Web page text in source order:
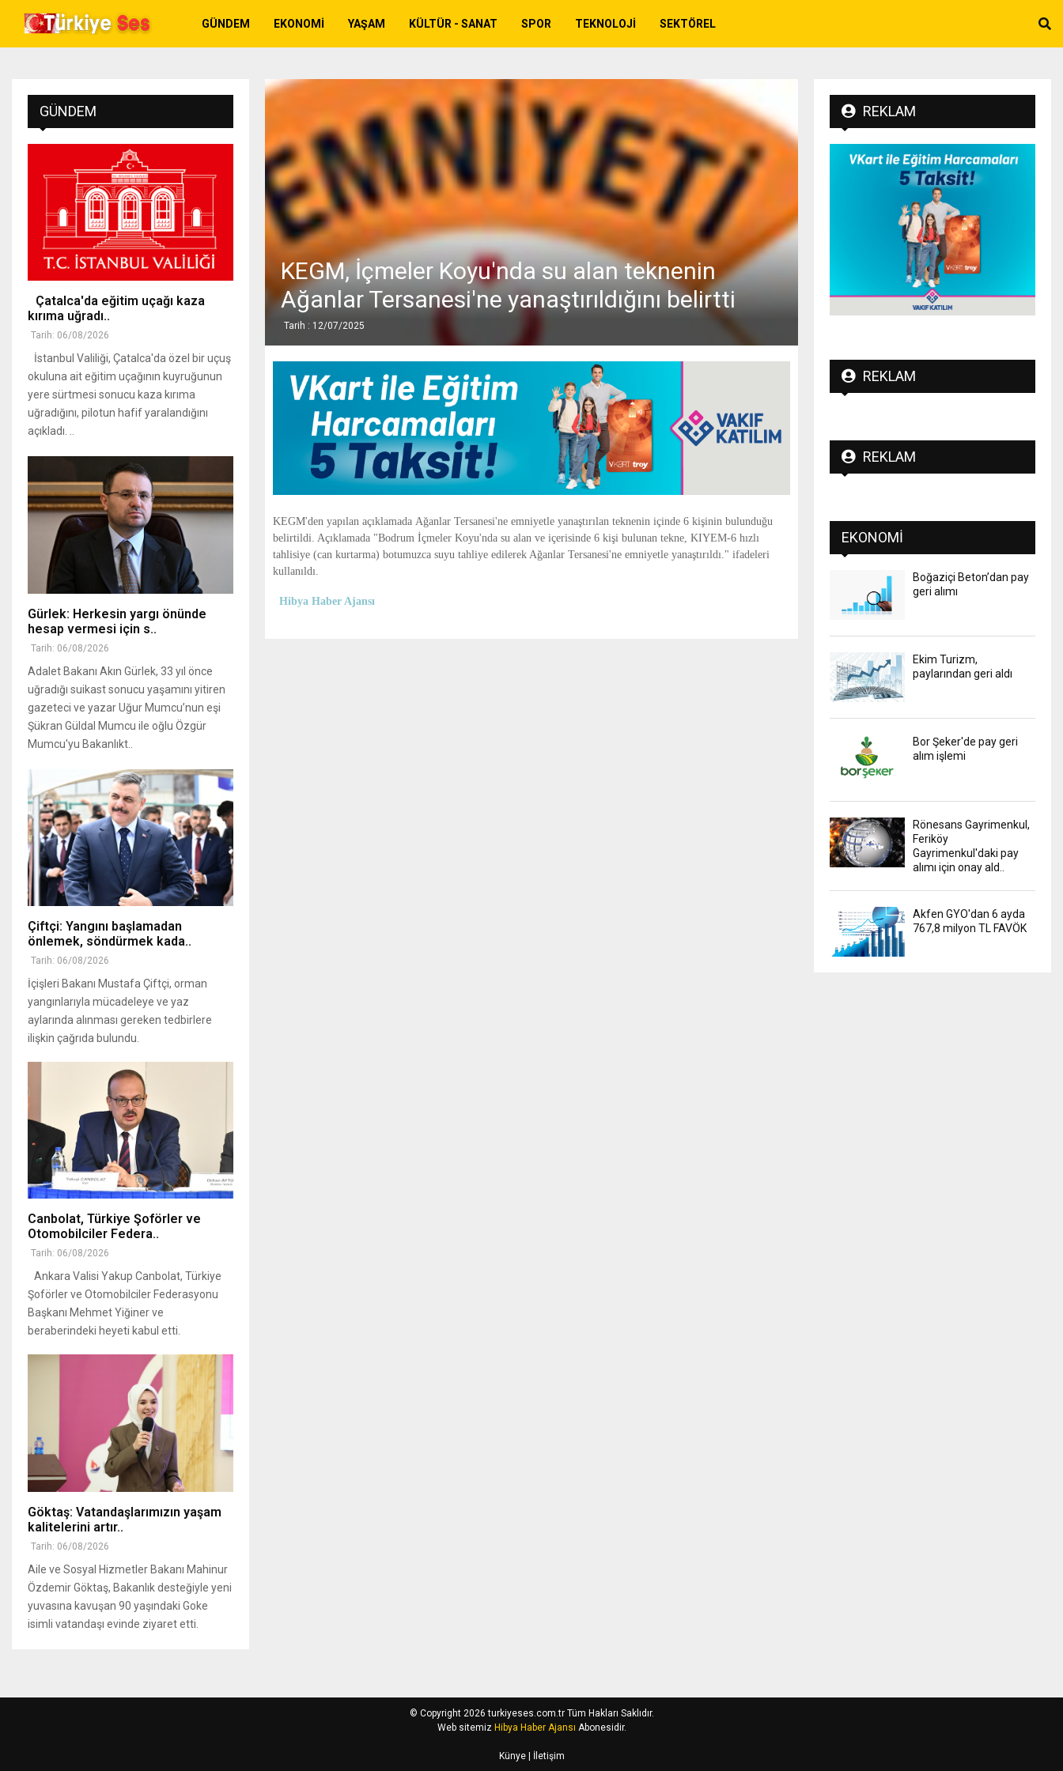
GÜNDEM EKONOMI YAŞAM KÜLTÜR - SANAT SPOR TEKNOLOJI SEKTÖREL
KEGM, İçmeler Koyu'nda su alan teknenin
Ağanlar Tersanesi'ne yanaştırıldığını belirtti
Tarih : 12/07/2025
KEGM'den yapılan açıklamada Ağanlar Tersanesi'ne emniyetle yanaştırılan teknenin içinde 6 kişinin bulunduğu
belirtildi. Açıklamada "Bodrum İçmeler Koyu'nda su alan ve içerisinde 6 kişi bulunan tekne, KIYEM-6 hızlı
tahlisiye (can kurtarma) botumuzca suyu tahliye edilerek Ağanlar Tersanesi'ne emniyetle yanaştırıldı." ifadeleri
kullanıldı.
Hibya Haber Ajansı
GÜNDEM
Çatalca'da eğitim uçağı kaza
kırıma uğradı..
Tarih: 06/08/2026
İstanbul Valiliği, Çatalca'da özel bir uçuş
okuluna ait eğitim uçağının kuyruğunun
yere sürtmesi sonucu kaza kırıma
uğradığını, pilotun hafif yaralandığını
açıkladı. ..
Gürlek: Herkesin yargı önünde
hesap vermesi için s..
Tarih: 06/08/2026
Adalet Bakanı Akın Gürlek, 33 yıl önce
uğradığı suikast sonucu yaşamını yitiren
gazeteci ve yazar Uğur Mumcu’nun eşi
Şükran Güldal Mumcu ile oğlu Özgür
Mumcu'yu Bakanlıkt..
Çiftçi: Yangını başlamadan
önlemek, söndürmek kada..
Tarih: 06/08/2026
İçişleri Bakanı Mustafa Çiftçi, orman
yangınlarıyla mücadeleye ve yaz
aylarında alınması gereken tedbirlere
ilişkin çağrıda bulundu.
Canbolat, Türkiye Şoförler ve
Otomobilciler Federa..
Tarih: 06/08/2026
Ankara Valisi Yakup Canbolat, Türkiye
Şoförler ve Otomobilciler Federasyonu
Başkanı Mehmet Yiğiner ve
beraberindeki heyeti kabul etti.
Göktaş: Vatandaşlarımızın yaşam
kalitelerini artır..
Tarih: 06/08/2026
Aile ve Sosyal Hizmetler Bakanı Mahinur
Özdemir Göktaş, Bakanlık desteğiyle yeni
yuvasına kavuşan 90 yaşındaki Goke
isimli vatandaşı evinde ziyaret etti.
REKLAM
REKLAM
REKLAM
EKONOMI
Boğaziçi Beton’dan pay
geri alımı
Ekim Turizm,
paylarından geri aldı
Bor Şeker'de pay geri
alım işlemi
Rönesans Gayrimenkul,
Feriköy
Gayrimenkul'daki pay
alımı için onay ald..
Akfen GYO'dan 6 ayda
767,8 milyon TL FAVÖK
© Copyright 2026 turkiyeses.com.tr Tüm Hakları Saklıdır.
Web sitemiz Hibya Haber Ajansı Abonesidir.
Künye| İletişim